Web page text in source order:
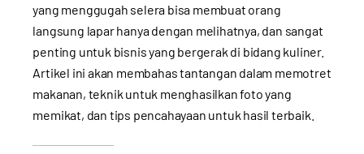
yang menggugah selera bisa membuat orang
langsung lapar hanya dengan melihatnya, dan sangat
penting untuk bisnis yang bergerak di bidang kuliner.
Artikel ini akan membahas tantangan dalam memotret
makanan, teknik untuk menghasilkan foto yang
memikat, dan tips pencahayaan untuk hasil terbaik.